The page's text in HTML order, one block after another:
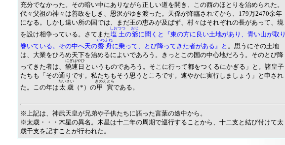
充分でなかった。その暗い中にありながら正しい道を開き、この西のほとりを治められた。
代々父祖の神々は善政をしき、恩沢がゆき渡った。天孫が降臨されてから、179万2470余年
になる。しかし遠い所の国では、まだ王の恵みが及ばず、村々はそれぞれの長があって、境
を設け相争っている。さてまた塩土
しおつつ
の爺
おじ
に聞くと『東の方に良い土地があり、青い山が取り
巻いている。その中へ天の磐舟
いわふね
に乗って、とび降ってきた者がある』と 。思うにその土地
は、大業をひろめ天下を治めるによいであろう。きっとこの国の中心地だろう。そのとび降
ってきた者は、 饒速日
にぎはやひ
というものであろう。そこに行って都をつくるにかぎる」と。諸皇子
たちも「その通りです。私たちもそう思うところです。速やかに実行しましょう」と申され
た。この年は太歳
たいさい
（*）の甲寅
きのえとら
である。
※上記は、神武天皇が兄弟や子供たちに語った言葉の途中から。
※太歳・・・木星の異名。木星は十二年の周期で巡行することから、十二支と結び付けて太
歳干支を記すことが行われた。